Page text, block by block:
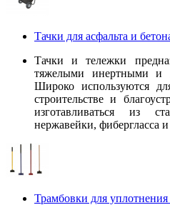
Тачки для асфальта и
Тачки и тележки
тяжелыми инертными и
Широко используются
строительстве и
изготавливаться из
нержавейки, фибергласса
Трамбовки для